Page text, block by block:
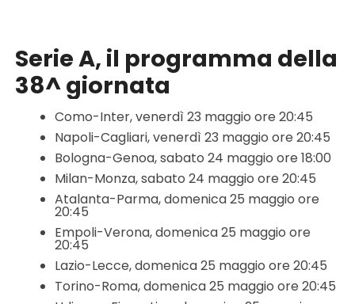
Serie A, il programma della
38^ giornata
Como-Inter, venerdì 23 maggio ore 20:45
Napoli-Cagliari, venerdì 23 maggio ore 20:45
Bologna-Genoa, sabato 24 maggio ore 18:00
Milan-Monza, sabato 24 maggio ore 20:45
Atalanta-Parma, domenica 25 maggio ore
20:45
Empoli-Verona, domenica 25 maggio ore
20:45
Lazio-Lecce, domenica 25 maggio ore 20:45
Torino-Roma, domenica 25 maggio ore 20:45